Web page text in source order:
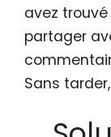
avez trouvé
partager
Sans